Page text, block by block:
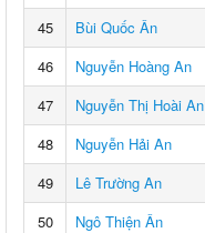
45
Bùi Quốc Ân
46
Nguyễn Hoàng An
47
Nguyễn Thị Hoài An
48
Nguyễn Hải An
49
Lê Trường An
50
Ngô Thiện Ân